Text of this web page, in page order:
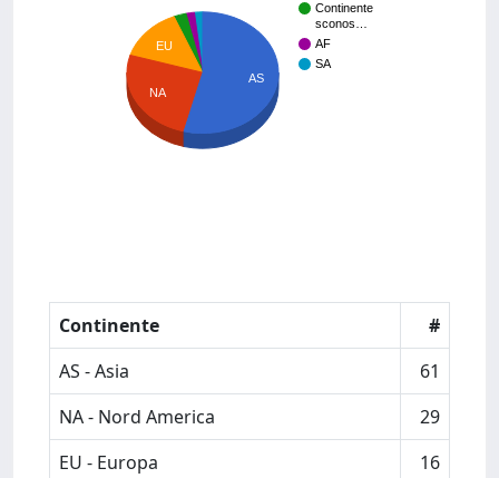
Continente
sconos…
AF
SA
EU
NA
AS
Continente
#
AS - Asia
61
NA - Nord America
29
EU - Europa
16